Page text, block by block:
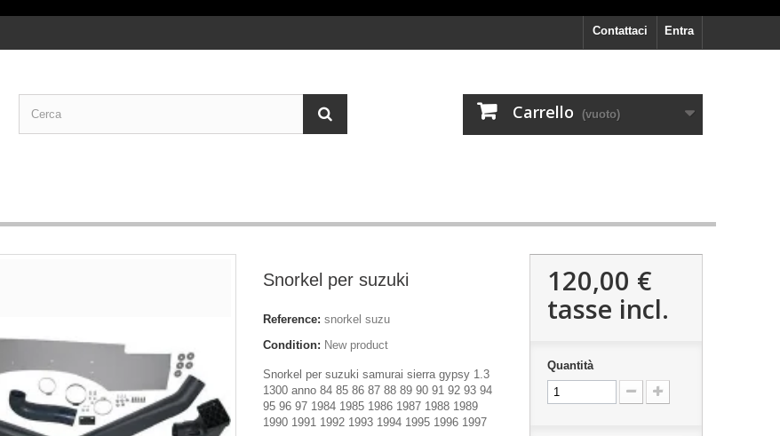
Entra
Contattaci
Carrello (vuoto)
Snorkel per suzuki
Reference: snorkel suzu
Condition: New product
Snorkel per suzuki samurai sierra gypsy 1.3
1300 anno 84 85 86 87 88 89 90 91 92 93 94
95 96 97 1984 1985 1986 1987 1988 1989
1990 1991 1992 1993 1994 1995 1996 1997
120,00 €
tasse incl.
Quantità